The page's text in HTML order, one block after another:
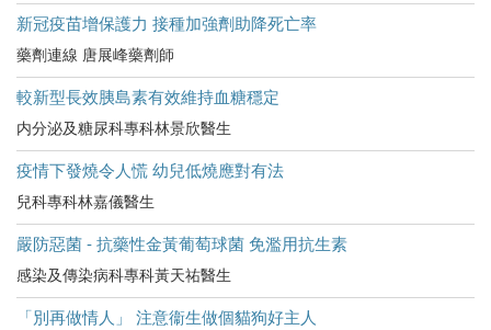
新冠疫苗增保護力 接種加強劑助降死亡率
藥劑連線 唐展峰藥劑師
較新型長效胰島素有效維持血糖穩定
内分泌及糖尿科專科林景欣醫生
疫情下發燒令人慌 幼兒低燒應對有法
兒科專科林嘉儀醫生
嚴防惡菌 - 抗藥性金黃葡萄球菌 免濫用抗生素
感染及傳染病科專科黃天祐醫生
「別再做情人」 注意衞生做個貓狗好主人